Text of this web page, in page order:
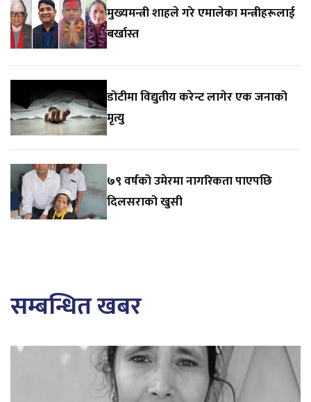
मुख्यमन्त्री शाहले गरे एमालेका मन्त्रीहरूलाई
बर्खास्त
डोटीमा विद्युतीय करेन्ट लागेर एक जनाको
मृत्यु
७९ वर्षको उमेरमा नागरिकता पाएपछि
दिलसराको खुसी
सम्बन्धित खबर